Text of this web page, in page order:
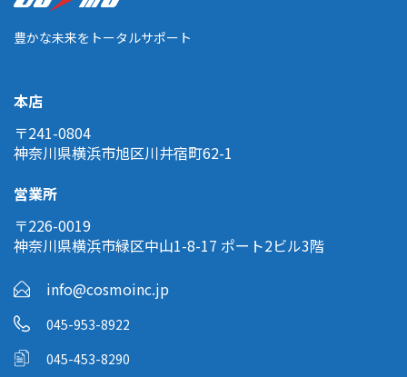
豊かな未来をトータルサポート
本店
〒241-0804
神奈川県横浜市旭区川井宿町62-1
営業所
〒226-0019
神奈川県横浜市緑区中山1-8-17 ポート2ビル3階
info@cosmoinc.jp
045-953-8922
045-453-8290